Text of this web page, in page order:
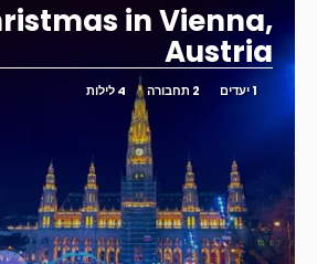
in Vienna,
Austria
1 יעדים 2 תחבורה 4 לילות